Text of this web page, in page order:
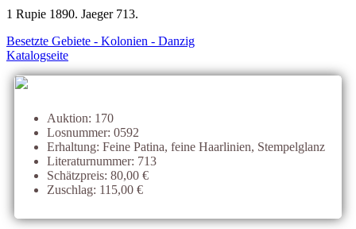
1 Rupie 1890. Jaeger 713.
Besetzte Gebiete - Kolonien - Danzig
Katalogseite
Auktion: 170
Losnummer: 0592
Erhaltung: Feine Patina, feine Haarlinien, Stempelglanz
Literaturnummer: 713
Schätzpreis: 80,00 €
Zuschlag: 115,00 €